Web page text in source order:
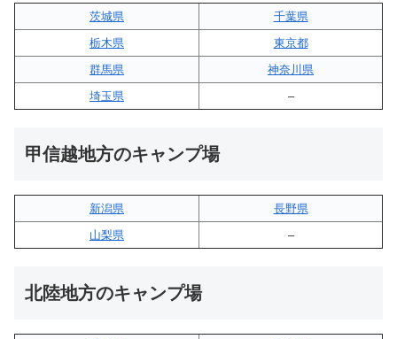
茨城県
千葉県
栃木県
東京都
群馬県
神奈川県
埼玉県
–
甲信越地方のキャンプ場
新潟県
長野県
山梨県
–
北陸地方のキャンプ場